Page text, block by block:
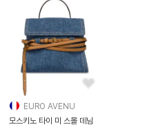
EURO AVENU
모스키노 타이 미 스몰 데님